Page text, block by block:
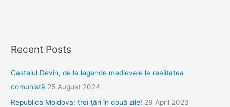
Recent Posts
Castelul Devin, de la legende medievale la realitatea
comunistă 25 August 2024
Republica Moldova: trei ţări în două zile! 29 April 2023